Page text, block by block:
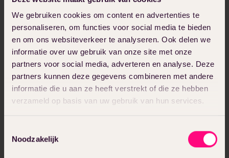
We gebruiken cookies om content en advertenties te
personaliseren, om functies voor social media te bieden
en om ons websiteverkeer te analyseren. Ook delen we
informatie over uw gebruik van onze site met onze
partners voor social media, adverteren en analyse. Deze
partners kunnen deze gegevens combineren met andere
informatie die u aan ze heeft verstrekt of die ze hebben
verzameld op basis van uw gebruik van hun services.
Noodzakelijk
What is Klaviyo and how does it